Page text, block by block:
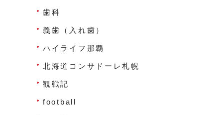
歯科
義歯（入れ歯）
ハイライフ那覇
北海道コンサドーレ札幌
観戦記
football